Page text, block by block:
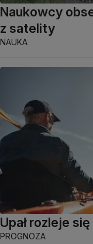
Naukowcy
z satelity
NAUKA
Upał rozleje
PROGNOZA